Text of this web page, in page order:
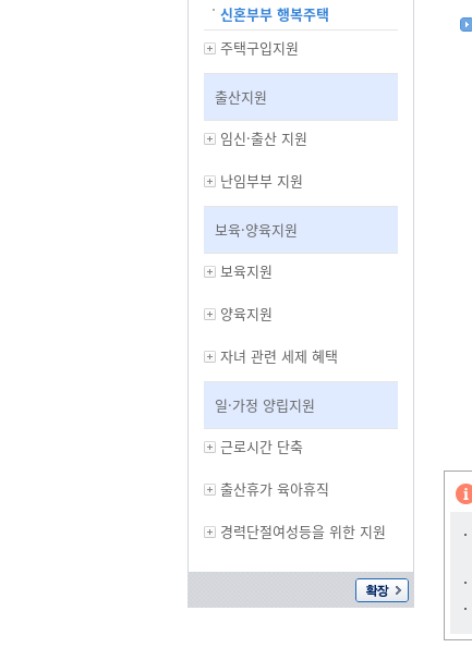
신혼부부 행복주택
주택구입지원
출산지원
임신·출산 지원
난임부부 지원
보육·양육지원
보육지원
양육지원
자녀 관련 세제 혜택
일·가정 양립지원
근로시간 단축
출산휴가 육아휴직
경력단절여성등을 위한 지원